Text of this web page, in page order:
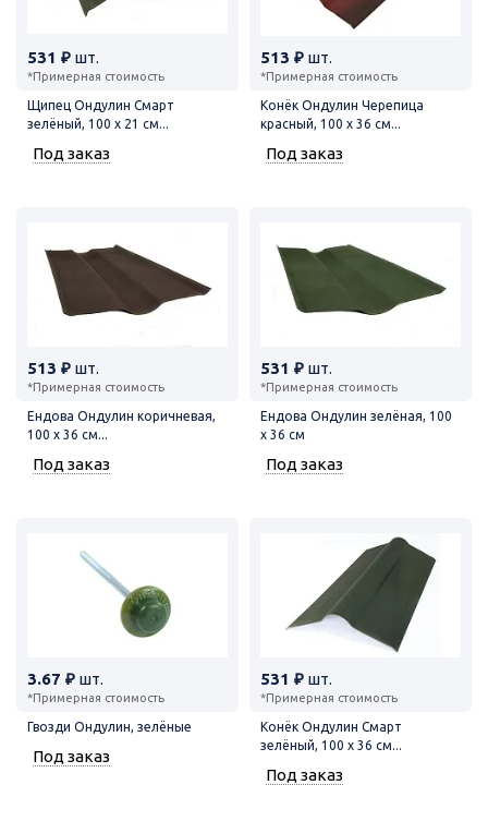
531 ₽ шт.
*Примерная стоимость
Щипец Ондулин Смарт
зелёный, 100 х 21 см...
Под заказ
513 ₽ шт.
*Примерная стоимость
Конёк Ондулин Черепица
красный, 100 х 36 см...
Под заказ
513 ₽ шт.
*Примерная стоимость
Ендова Ондулин коричневая,
100 х 36 см...
Под заказ
531 ₽ шт.
*Примерная стоимость
Ендова Ондулин зелёная, 100
х 36 см
Под заказ
3.67 ₽ шт.
*Примерная стоимость
Гвозди Ондулин, зелёные
Под заказ
531 ₽ шт.
*Примерная стоимость
Конёк Ондулин Смарт
зелёный, 100 х 36 см...
Под заказ